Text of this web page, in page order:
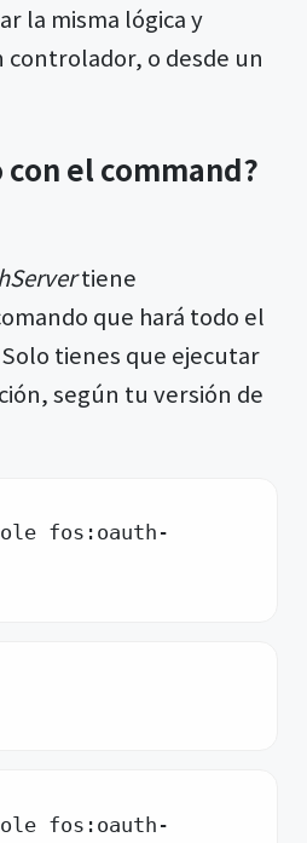
la misma lógica y
controlador, o desde un
con el command?
tiene
que hará todo el
tienes que ejecutar
según tu versión de
fos:oauth-
fos:oauth-